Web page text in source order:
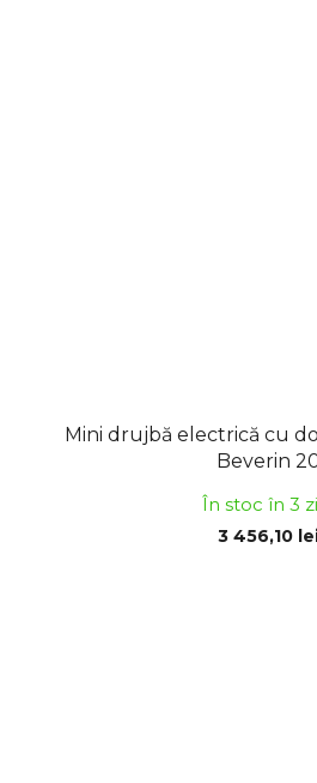
Mini drujbă electrică cu
Beverin
În stoc în 3
3 456,10